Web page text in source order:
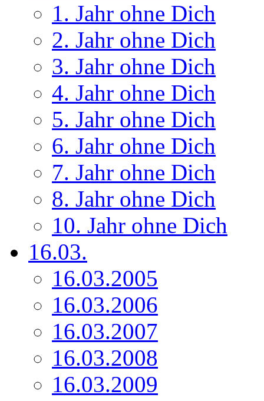
1. Jahr ohne Dich
2. Jahr ohne Dich
3. Jahr ohne Dich
4. Jahr ohne Dich
5. Jahr ohne Dich
6. Jahr ohne Dich
7. Jahr ohne Dich
8. Jahr ohne Dich
10. Jahr ohne Dich
16.03.
16.03.2005
16.03.2006
16.03.2007
16.03.2008
16.03.2009